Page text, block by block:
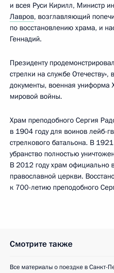
и всея Руси Кирилл, Министр
Лавров, возглавляющий
по восстановлению храма, и
Геннадий.
Президенту
стрелки на службе
документы, военная униформа
мировой войны.
Храм преподобного Сергия
в 1904 году для воинов лейб-
стрелкового батальона. В
убранство полностью
В 2012 году храм официально
православной церкви.
к 700-летию преподобного
Смотрите также
Все материалы о поездке в Санкт-